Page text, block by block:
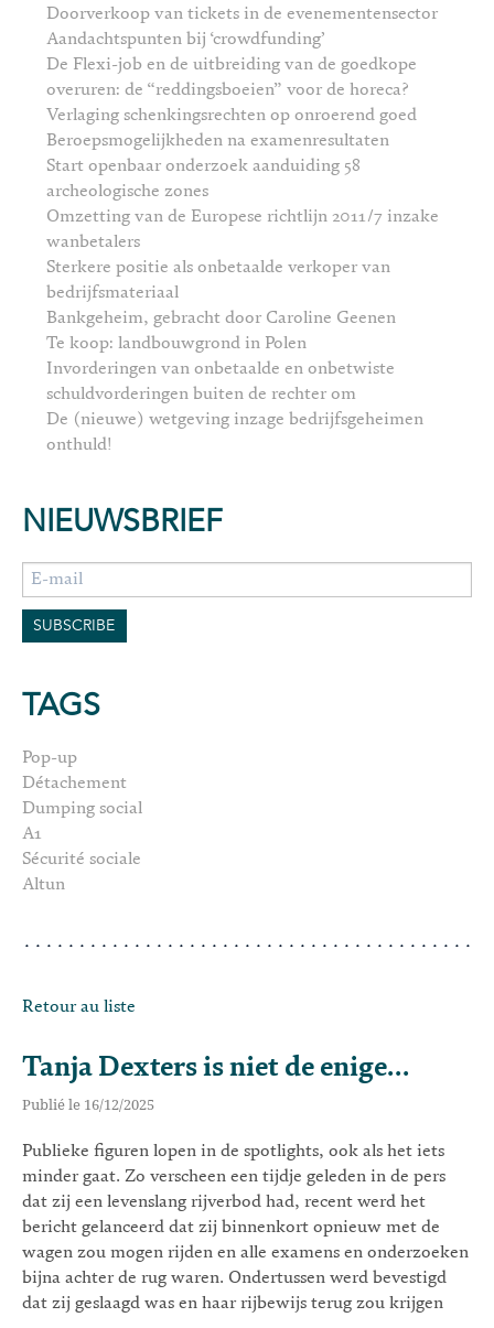
Doorverkoop van tickets in de evenementensector
Aandachtspunten bij ‘crowdfunding’
De Flexi-job en de uitbreiding van de goedkope
overuren: de “reddingsboeien” voor de horeca?
Verlaging schenkingsrechten op onroerend goed
Beroepsmogelijkheden na examenresultaten
Start openbaar onderzoek aanduiding 58
archeologische zones
Omzetting van de Europese richtlijn 2011/7 inzake
wanbetalers
Sterkere positie als onbetaalde verkoper van
bedrijfsmateriaal
Bankgeheim, gebracht door Caroline Geenen
Te koop: landbouwgrond in Polen
Invorderingen van onbetaalde en onbetwiste
schuldvorderingen buiten de rechter om
De (nieuwe) wetgeving inzage bedrijfsgeheimen
onthuld!
NIEUWSBRIEF
TAGS
Pop-up
Détachement
Dumping social
A1
Sécurité sociale
Altun
Retour au liste
Tanja Dexters is niet de enige...
Publié le 16/12/2025
Publieke figuren lopen in de spotlights, ook als het iets
minder gaat. Zo verscheen een tijdje geleden in de pers
dat zij een levenslang rijverbod had, recent werd het
bericht gelanceerd dat zij binnenkort opnieuw met de
wagen zou mogen rijden en alle examens en onderzoeken
bijna achter de rug waren. Ondertussen werd bevestigd
dat zij geslaagd was en haar rijbewijs terug zou krijgen